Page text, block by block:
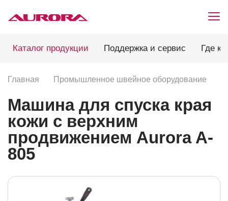
Каталог продукции Поддержка и сервис Где
Главная Промышленное швейное оборудование
Машина для спуска края
кожи с верхним
продвижением Aurora A-
805